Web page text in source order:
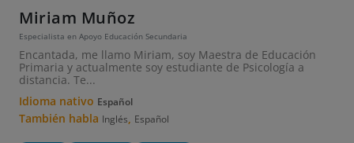
Miriam Muñoz
Especialista en Apoyo Educación Secundaria
Encantada, me llamo Miriam, soy Maestra de Educación
Primaria y actualmente soy estudiante de Psicología a
distancia. Te...
Idioma nativo Español
También habla Inglés Español